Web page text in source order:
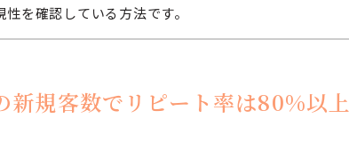
を確認している方法です。
新規客数でリピート率は80%以上